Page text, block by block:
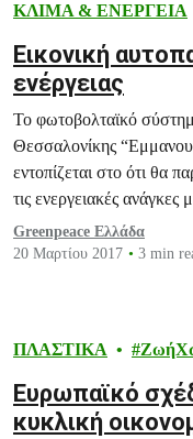
ΚΛΙΜΑ & ΕΝΕΡΓΕΙΑ
Εικονική
ενέργειας
Το φωτοβολταϊκό
Θεσσαλονίκης
εντοπίζεται στο ότι θα
τις ενεργειακές
(Ξενώνας Φιλοξενίας
τους) που βρίσκεται σε
Greenpeace Ελλάδα
20 Μαρτίου 2017
3 min
ΠΛΑΣΤΙΚΑ
Ευρωπαϊκό
κυκλική